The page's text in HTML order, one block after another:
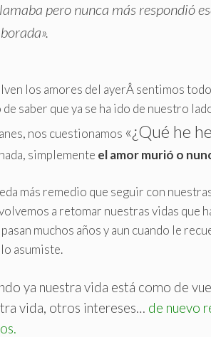
pero nunca más respondió
los amores del ayerÂ sentimos
saber que ya se ha ido de nuestro
nos cuestionamos «¿Qué he
simplemente el amor murió o
más remedio que seguir con
a retomar nuestras vidas que
muchos años y aun cuando le
asumiste.
ya nuestra vida está como de
vida, otros intereses… de nuevo
.